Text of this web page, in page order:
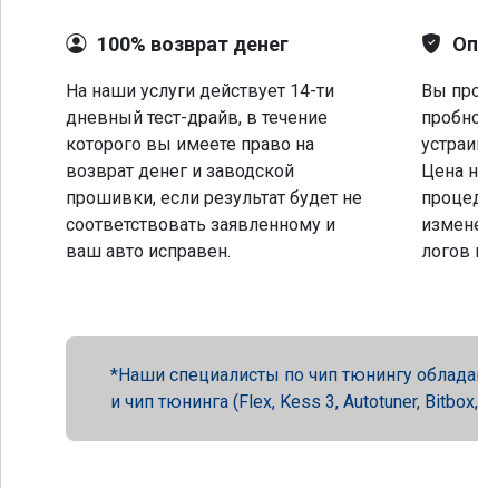
100% возврат денег
На наши услуги действует 14-ти
дневный тест-драйв, в течение
которого вы имеете право на
возврат денег и заводской
прошивки, если результат будет не
соответствовать заявленному и
ваш авто исправен.
Вы
Цена
логов
Наши специалисты по чип тюнингу
и чип тюнинга (Flex, Kess 3, Autotuner,